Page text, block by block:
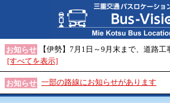
お知らせ
【伊勢】7月1日～9月末まで、道路
[すべてを表示]
お知らせ 一部の路線にお知らせがあります